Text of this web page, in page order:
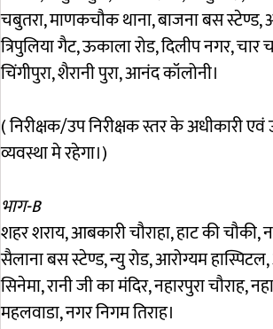
चबुतरा, माणकचौक थाना, बाजना बस स्टेण्ड,
त्रिपुलिया गैट, ऊकाला रोड, दिलीप नगर, चार
चिंगीपुरा, शैरानी पुरा, आनंद कॉलोनी।
( निरीक्षक/उप निरीक्षक स्तर के अधीकारी
व्यवस्था मे रहेगा।)
भाग-B
शहर शराय, आबकारी चौराहा, हाट की
सैलाना बस स्टेण्ड, न्यु रोड, आरोग्यम
सिनेमा, रानी जी का मंदिर, नहारपुरा चौराह,
महलवाडा, नगर निगम तिराह।